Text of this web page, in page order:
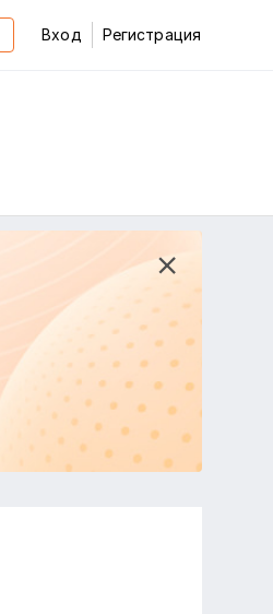
Вход Регистрация